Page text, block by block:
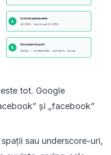
tot. Google
și „facebook”
sau underscore-uri,